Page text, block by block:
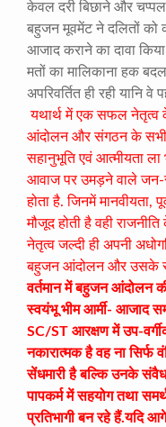
केवल दरी बिछाने और
बहुजन मूवमेंट ने दलितों को
आजाद कराने का दावा
मतों का मालिकाना हक
अपरिवर्तित ही रही
यथार्थ में एक सफल नेतृत्व के
आंदोलन और संगठन के सभी
सहानुभूति एवं आत्मीयता
आवाज पर उमड़ने वाले जन-
होता है. जिनमें मानवीयता,
मौजूद होती है वही
नेतृत्व जल्दी ही अपनी
बहुजन आंदोलन और उसके
वर्तमान में बहुजन आंदोलन
स्वयंभू भीम आर्मी- आजाद
SC/ST आरक्षण में उप-
नकारात्मक है वह ना सिर्फ
सेंधमारी है बल्कि उनके
पापकर्म में सहयोग तथा
प्रतिभागी बन रहे हैं.यदि